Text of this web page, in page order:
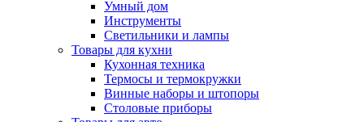
Умный дом
Инструменты
Светильники и лампы
Товары для кухни
Кухонная техника
Термосы и термокружки
Винные наборы и штопоры
Столовые приборы